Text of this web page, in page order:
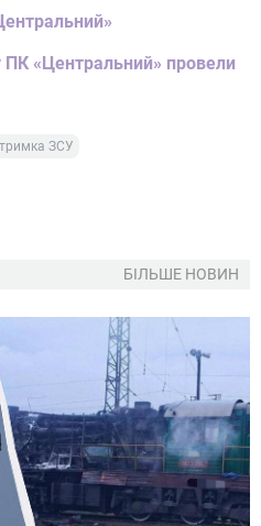
«Центральний» провели
ЗСУ
БІЛЬШЕ НОВИН